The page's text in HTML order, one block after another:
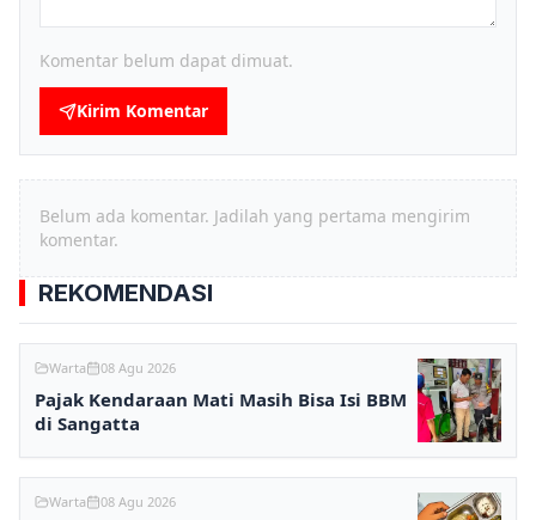
Komentar belum dapat dimuat.
Kirim Komentar
Belum ada komentar. Jadilah yang pertama mengirim
komentar.
REKOMENDASI
Warta 08 Agu 2026
Pajak Kendaraan Mati Masih Bisa Isi BBM
di Sangatta
Warta 08 Agu 2026